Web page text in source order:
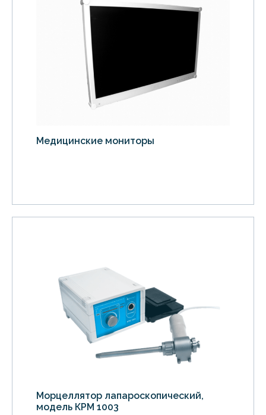
Медицинские мониторы
Морцеллятор лапароскопический,
модель КРМ 1003